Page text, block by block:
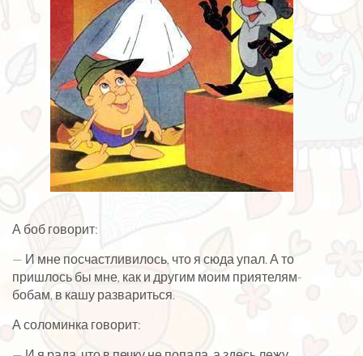
А боб говорит:
— И мне посчастливилось, что я сюда упал. А то
пришлось бы мне, как и другим моим приятелям-
бобам, в кашу развариться.
А соломинка говорит: